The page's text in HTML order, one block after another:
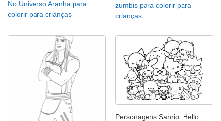
No Universo Aranha para
colorir para crianças
zumbis para colorir para
crianças
Personagens Sanrio: Hello